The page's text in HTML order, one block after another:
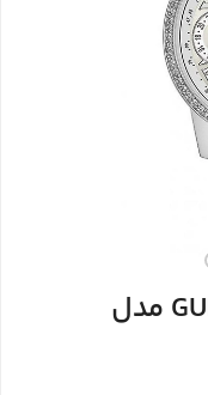
ساعت مچی زنانه گس GUESS مدل